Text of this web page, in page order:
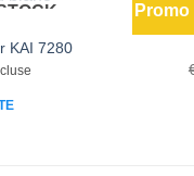
d’envies
KAI 7280
Promo